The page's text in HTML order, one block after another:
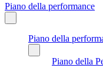
Piano della performance
Piano della
Piano della